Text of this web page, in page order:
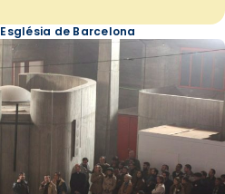
Església de Barcelona